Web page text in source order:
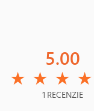
5.00
★ ★ ★ ★
1 RECENZIE